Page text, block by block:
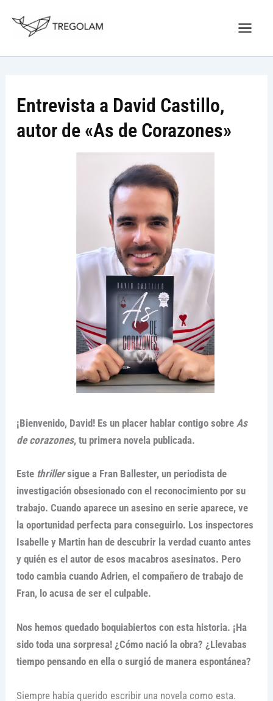
Entrevista a David Castillo,
autor de «As de Corazones»
¡Bienvenido, David! Es un placer hablar contigo sobre As
de corazones, tu primera novela publicada.
Este thrillersigue a Fran Ballester, un periodista de
investigación obsesionado con el reconocimiento por su
trabajo. Cuando aparece un asesino en serie aparece, ve
la oportunidad perfecta para conseguirlo. Los inspectores
Isabelle y Martin han de descubrir la verdad cuanto antes
y quién es el autor de esos macabros asesinatos. Pero
todo cambia cuando Adrien, el compañero de trabajo de
Fran, lo acusa de ser el culpable.
Nos hemos quedado boquiabiertos con esta historia. ¡Ha
sido toda una sorpresa! ¿Cómo nació la obra? ¿Llevabas
tiempo pensando en ella o surgió de manera espontánea?
Siempre había querido escribir una novela como esta.